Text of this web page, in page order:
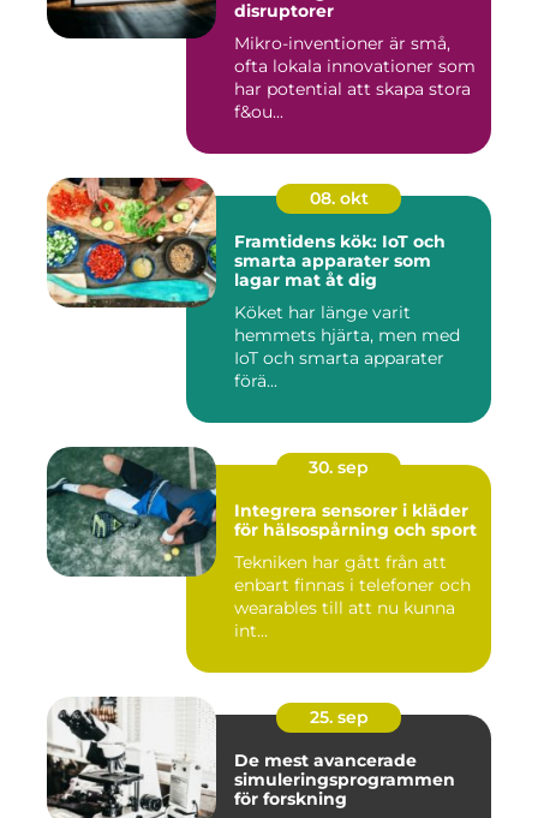
disruptorer
Mikro-inventioner är små,
ofta lokala innovationer som
har potential att skapa stora
f&ou...
08. okt
Framtidens kök: IoT och
smarta apparater som
lagar mat åt dig
Köket har länge varit
hemmets hjärta, men med
IoT och smarta apparater
förä...
30. sep
Integrera sensorer i kläder
för hälsospårning och sport
Tekniken har gått från att
enbart finnas i telefoner och
wearables till att nu kunna
int...
25. sep
De mest avancerade
simuleringsprogrammen
för forskning